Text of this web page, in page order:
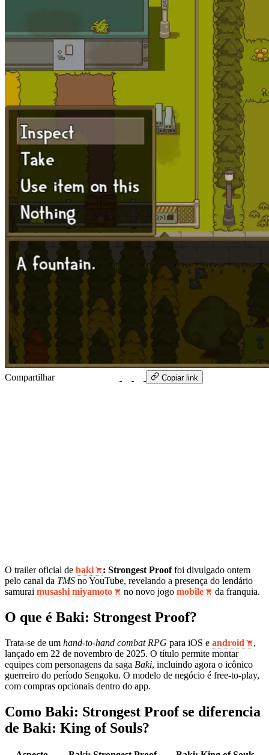
Compartilhar Copiar link
O trailer oficial de baki : Strongest Prooffoi divulgado ontem
pelo canal da TMS no YouTube, revelando a presença do lendário
samurai musashi miyamoto no novo jogo mobile da franquia.
O que é Baki: Strongest Proof?
Trata‑se de um hand‑to‑hand combat RPG para iOS e android
,
lançado em 22 de novembro de 2025. O título permite montar
equipes com personagens da saga Baki, incluindo agora o icônico
guerreiro do período Sengoku. O modelo de negócio é free‑to‑play,
com compras opcionais dentro do app.
Como Baki: Strongest Proof se diferencia
de Baki: King of Souls?